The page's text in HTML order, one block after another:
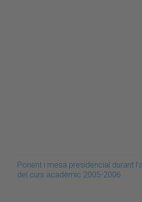
Ponent i mesa presidencial durant
del curs acadèmic 2005-2006